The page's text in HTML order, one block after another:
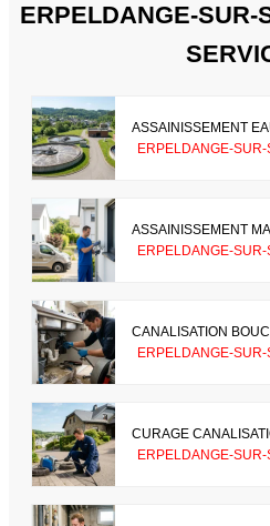
ERPELDANGE-SUR-
ASSAINISSEMENT
ERPELDANGE-
ASSAINISSEMENT
ERPELDANGE-
CANALISATION
ERPELDANGE-
CURAGE
ERPELDANGE-